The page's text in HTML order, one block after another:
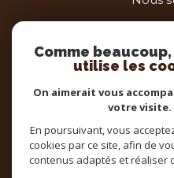
Comme
utilise les
On aimerait vous
votre visite.
En poursuivant, vous
cookies par ce site, afin de
contenus adaptés et réaliser